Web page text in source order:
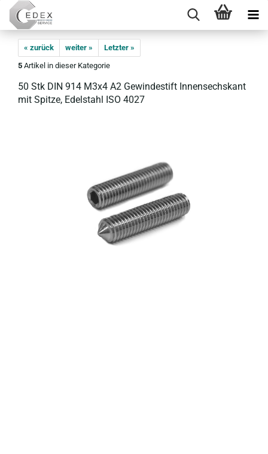
« zurück weiter »
Letzter »
5 Artikel in dieser Kategorie
50 Stk DIN 914 M3x4 A2 Ge­win­de­stift In­nen­sechs­kant
mit Spit­ze, Edel­stahl ISO 4027